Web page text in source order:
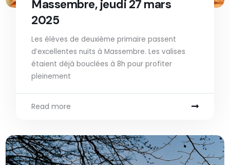
Massembre, jeudi 27 mars
2025
Les élèves de deuxième primaire passent
d’excellentes nuits à Massembre. Les valises
étaient déjà bouclées à 8h pour profiter
pleinement
Read more